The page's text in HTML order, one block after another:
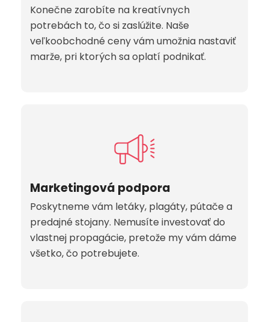
Konečne zarobíte na kreatívnych
potrebách to, čo si zaslúžite. Naše
veľkoobchodné ceny vám umožnia nastaviť
marže, pri ktorých sa oplatí podnikať.
Marketingová podpora
Poskytneme vám letáky, plagáty, pútače a
predajné stojany. Nemusíte investovať do
vlastnej propagácie, pretože my vám dáme
všetko, čo potrebujete.